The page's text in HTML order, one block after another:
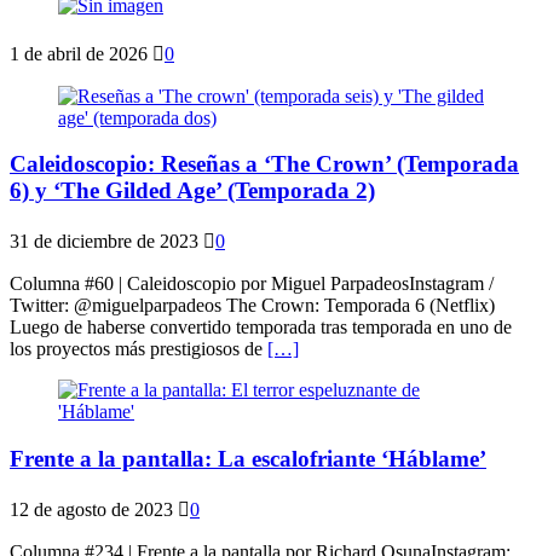
1 de abril de 2026 0
Caleidoscopio: Reseñas a ‘The Crown’ (Temporada
6) y ‘The Gilded Age’ (Temporada 2)
31 de diciembre de 2023 0
Columna #60 | Caleidoscopio por Miguel ParpadeosInstagram /
Twitter: @miguelparpadeos The Crown: Temporada 6 (Netflix)
Luego de haberse convertido temporada tras temporada en uno de
los proyectos más prestigiosos de […]
Frente a la pantalla: La escalofriante ‘Háblame’
12 de agosto de 2023 0
Columna #234 | Frente a la pantalla por Richard OsunaInstagram: